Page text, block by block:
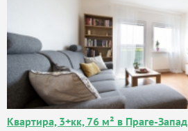
Квартира, 3+кк, 76 м² в Праге-Запад